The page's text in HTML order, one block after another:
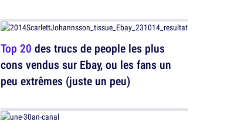
Top 20 des trucs de people les plus
cons vendus sur Ebay, ou les fans un
peu extrêmes (juste un peu)